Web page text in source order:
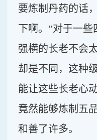
要炼制丹药的话
下啊。”对于一
强横的长老不会
却是不同，这种
能让这些长老心
竟然能够炼制五
和善了许多。